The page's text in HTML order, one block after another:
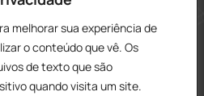
melhorar sua experiência de
o conteúdo que vê. Os
de texto que são
quando visita um site.
Caparica
PESQUISAR